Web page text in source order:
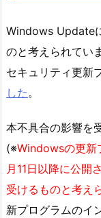
Windows Update
のと考えられてい
セキュリティ更新
した。
本不具合の影響を
(※Windowsの更新
月11日以降に公開
受けるものと考え
新プログラムのイ